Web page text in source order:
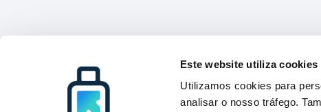
Este website utiliza cookies
Utilizamos cookies para
analisar o nosso tráfego.